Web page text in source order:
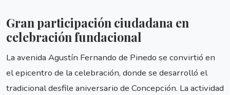
Gran participación ciudadana en
celebración fundacional
La avenida Agustín Fernando de Pinedo se convirtió en
el epicentro de la celebración, donde se desarrolló el
tradicional desfile aniversario de Concepción. La actividad